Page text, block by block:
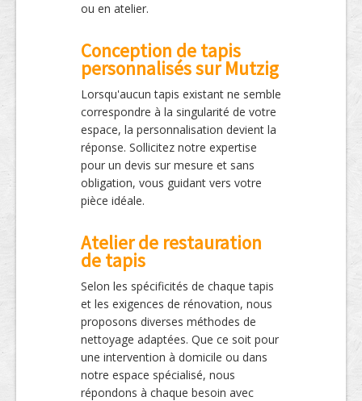
ou en atelier.
Conception de tapis
personnalisés sur Mutzig
Lorsqu'aucun tapis existant ne semble
correspondre à la singularité de votre
espace, la personnalisation devient la
réponse. Sollicitez notre expertise
pour un devis sur mesure et sans
obligation, vous guidant vers votre
pièce idéale.
Atelier de restauration
de tapis
Selon les spécificités de chaque tapis
et les exigences de rénovation, nous
proposons diverses méthodes de
nettoyage adaptées. Que ce soit pour
une intervention à domicile ou dans
notre espace spécialisé, nous
répondons à chaque besoin avec